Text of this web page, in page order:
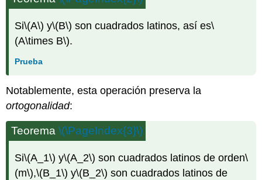
Si\(A\) y\(B\) son cuadrados latinos, así es\
(A\times B\).
Prueba
Notablemente, esta operación preserva la
ortogonalidad:
Teorema\(\PageIndex{3}\)
Si\(A_1\) y\(A_2\) son cuadrados latinos de orden\
(m\),\(B_1\) y\(B_2\) son cuadrados latinos de